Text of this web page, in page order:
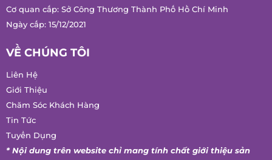
Cơ quan cấp: Sở Công Thương Thành Phố Hồ Chí Minh
Ngày cấp: 15/12/2021
VỀ CHÚNG TÔI
Liên Hệ
Giới Thiệu
Chăm Sóc Khách Hàng
Tin Tức
Tuyển Dụng
* Nội dung trên website chỉ mang tính chất giới thiệu sản